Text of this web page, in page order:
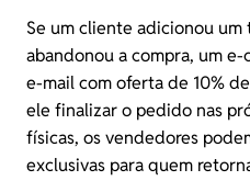
Se um cliente adicionou um
abandonou a compra, um
e-mail com oferta de 10%
ele finalizar o pedido nas
físicas, os vendedores
exclusivas para quem